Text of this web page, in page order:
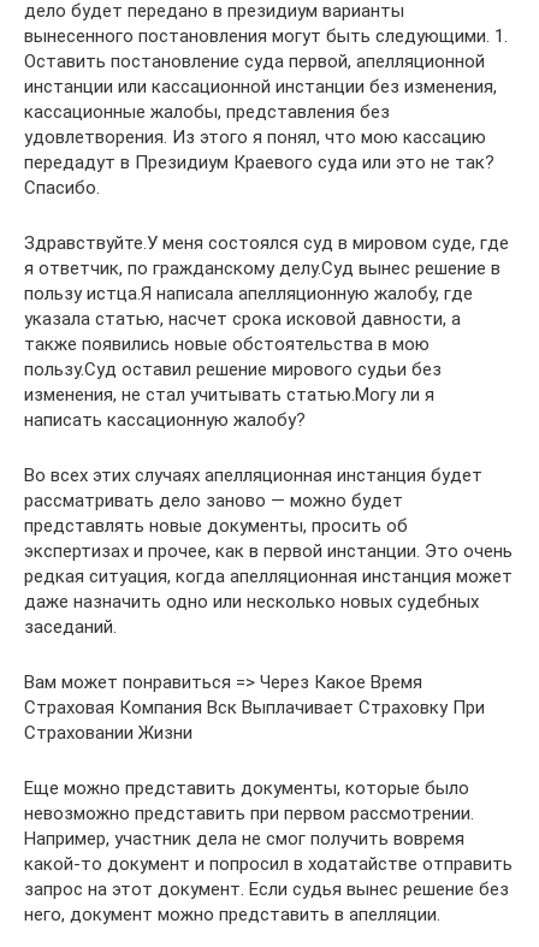
дело будет передано в президиум варианты
вынесенного постановления могут быть следующими. 1.
Оставить постановление суда первой, апелляционной
инстанции или кассационной инстанции без изменения,
кассационные жалобы, представления без
удовлетворения. Из этого я понял, что мою кассацию
передадут в Президиум Краевого суда или это не так?
Спасибо.
Здравствуйте.У меня состоялся суд в мировом суде, где
я ответчик, по гражданскому делу.Суд вынес решение в
пользу истца.Я написала апелляционную жалобу, где
указала статью, насчет срока исковой давности, а
также появились новые обстоятельства в мою
пользу.Суд оставил решение мирового судьи без
изменения, не стал учитывать статью.Могу ли я
написать кассационную жалобу?
Во всех этих случаях апелляционная инстанция будет
рассматривать дело заново — можно будет
представлять новые документы, просить об
экспертизах и прочее, как в первой инстанции. Это очень
редкая ситуация, когда апелляционная инстанция может
даже назначить одно или несколько новых судебных
заседаний.
Вам может понравиться => Через Какое Время
Страховая Компания Вск Выплачивает Страховку При
Страховании Жизни
Еще можно представить документы, которые было
невозможно представить при первом рассмотрении.
Например, участник дела не смог получить вовремя
какой-то документ и попросил в ходатайстве отправить
запрос на этот документ. Если судья вынес решение без
него, документ можно представить в апелляции.